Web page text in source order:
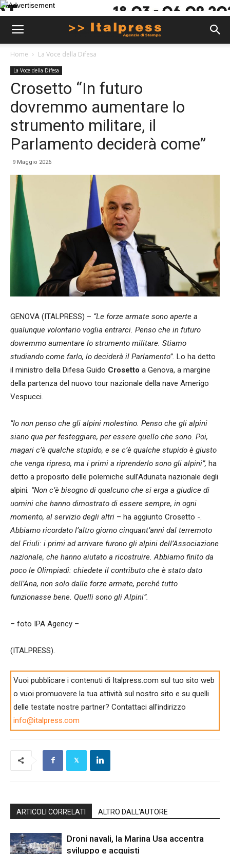
Home La Voce della Difesa
La Voce della Difesa
Crosetto “In futuro
dovremmo aumentare lo
strumento militare, il
Parlamento deciderà come”
9 Maggio 2026
GENOVA (ITALPRESS) – “Le forze armate sono aperte a
qualunque volontario voglia entrarci. Penso che in futuro
dovremmo aumentare lo strumento militare. Stiamo
studiando come farlo, lo deciderà il Parlamento”. Lo ha detto
il ministro della Difesa Guido Crosetto a Genova, a margine
della partenza del nuovo tour nazionale della nave Amerigo
Vespucci.
“Io non penso che gli alpini molestino. Penso che gli alpini
siano qua per festeggiare, per essere quello che sono. Poi,
magari c’è qualche stupido, e se c’è qualche stupido è giusto
che venga ripreso, ma i primi a riprenderlo sono gli alpini”, ha
detto a proposito delle polemiche sull’Adunata nazionale degli
alpini. “Non c’è bisogno di qualcuno che si erga a giudice di
uomini che hanno dimostrato di essere sempre, in ogni
momento, al servizio degli altri – ha aggiunto Crosetto -.
Abbiamo ricordato l’altro giorno cinquant’anni dal terremoto
del Friuli: i primi ad arrivare furono gli alpini dell’Associazione
nazionale, che hanno aiutato a ricostruire. Abbiamo finito da
poco le Olimpiadi: chiedete il contributo che è stato dato
dell’Ana, non solo dalle forze armate, perché tutto
funzionasse bene. Quelli sono gli Alpini”.
– foto IPA Agency –
(ITALPRESS).
Vuoi pubblicare i contenuti di Italpress.com sul tuo sito web
o vuoi promuovere la tua attività sul nostro sito e su quelli
delle testate nostre partner? Contattaci all'indirizzo
info@italpress.com
ARTICOLI CORRELATI ALTRO DALL'AUTORE
Droni navali, la Marina Usa accentra
sviluppo e acquisti